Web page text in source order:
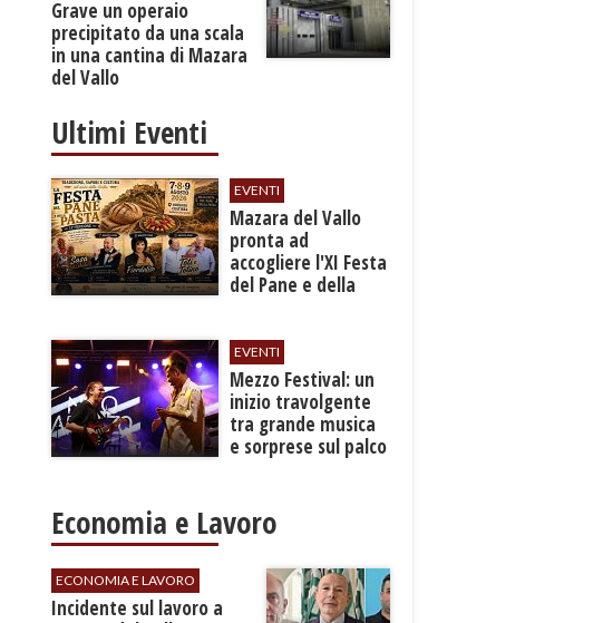
​Grave un operaio
precipitato da una scala
in una cantina di Mazara
del Vallo
Ultimi Eventi
EVENTI
Mazara del Vallo
pronta ad
accogliere l'XI Festa
del Pane e della
EVENTI
Mezzo Festival: un
inizio travolgente
tra grande musica
e sorprese sul palco
Economia e Lavoro
ECONOMIA E LAVORO
​Incidente sul lavoro a